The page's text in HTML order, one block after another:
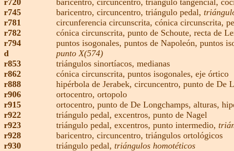
r720
baricentro, circuncentro, triángulo tangencial,
r745
baricentro, circuncentro, triángulo pedal,
r781
circunferencia circunscrita, cónica circunscrita,
r782
cónica circunscrita, punto de Schoute, recta de
r794
puntos isogonales, puntos de Napoleón, puntos
d
punto X(574)
r853
triángulos sinortíacos, medianas
r862
cónica circunscrita, puntos isogonales, eje órtico
r888
hipérbola de Jerabek, circuncentro, punto de De
r906
ortocentro, ortopolo
r915
ortocentro, punto de De Longchamps, alturas,
r922
triángulo pedal, excentros, punto de Nagel
r923
triángulo pedal, excentros, punto intermedio,
r928
baricentro, circuncentro, triángulos ortológicos
r930
triángulo pedal, triángulos homotéticos